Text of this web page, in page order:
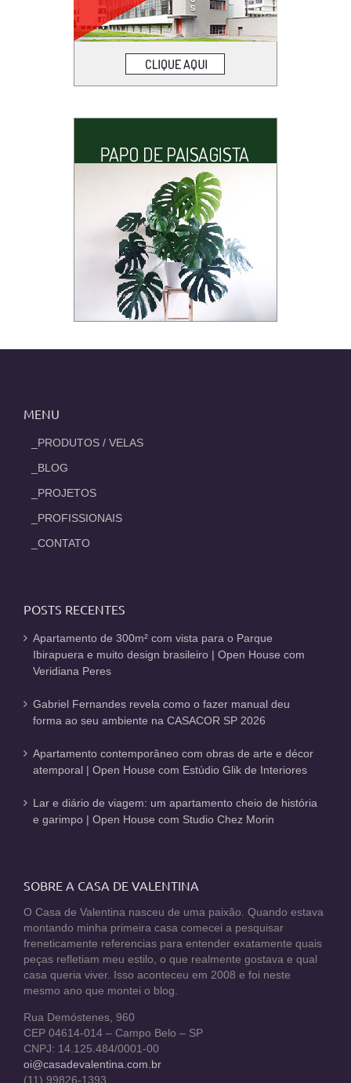
MENU
_PRODUTOS / VELAS
_BLOG
_PROJETOS
_PROFISSIONAIS
_CONTATO
POSTS RECENTES
Apartamento de 300m² com vista para o Parque
Ibirapuera e muito design brasileiro | Open House com
Veridiana Peres
Gabriel Fernandes revela como o fazer manual deu
forma ao seu ambiente na CASACOR SP 2026
Apartamento contemporâneo com obras de arte e décor
atemporal | Open House com Estúdio Glik de Interiores
Lar e diário de viagem: um apartamento cheio de história
e garimpo | Open House com Studio Chez Morin
SOBRE A CASA DE VALENTINA
O Casa de Valentina nasceu de uma paixão. Quando estava
montando minha primeira casa comecei a pesquisar
freneticamente referencias para entender exatamente quais
peças refletiam meu estilo, o que realmente gostava e qual
casa queria viver. Isso aconteceu em 2008 e foi neste
mesmo ano que montei o blog.
Rua Demóstenes, 960
CEP 04614-014 – Campo Belo – SP
CNPJ: 14.125.484/0001-00
oi@casadevalentina.com.br
(11) 99826-1393